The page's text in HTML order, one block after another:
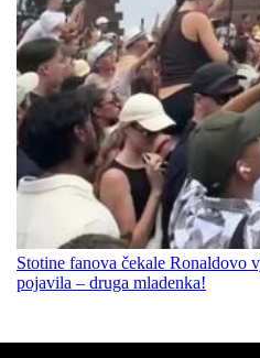
Stotine fanova čekale Ronaldovo
pojavila – druga mladenka!